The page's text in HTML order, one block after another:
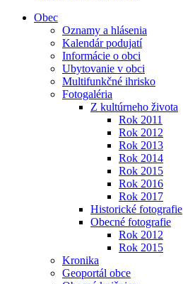
Obec
Oznamy a hlásenia
Kalendár podujatí
Informácie o obci
Ubytovanie v obci
Multifunkčné ihrisko
Fotogaléria
Z kultúrneho života
Rok 2011
Rok 2012
Rok 2013
Rok 2014
Rok 2015
Rok 2016
Rok 2017
Historické fotografie
Obecné fotografie
Rok 2012
Rok 2015
Kronika
Geoportál obce